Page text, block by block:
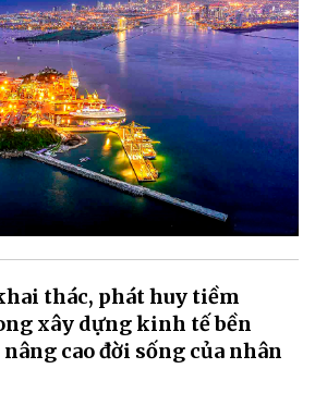
thác, phát huy tiềm
xây dựng kinh tế bền
cao đời sống của nhân